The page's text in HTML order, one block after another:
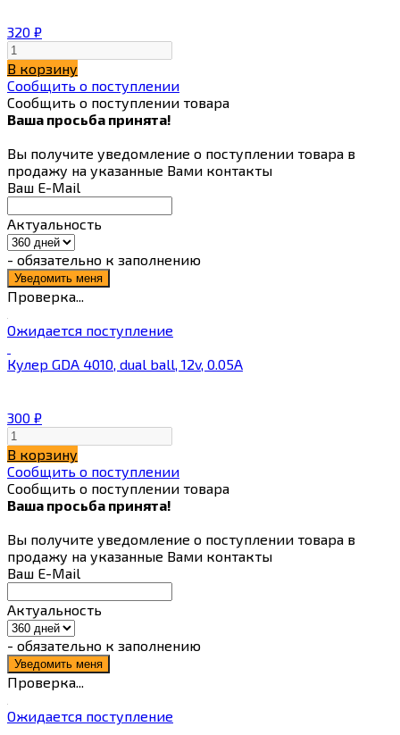
320 ₽
В корзину
Сообщить о поступлении
Сообщить о поступлении товара
Ваша просьба принята!
Вы получите уведомление о поступлении товара в
продажу на указанные Вами контакты
Ваш E-Mail
Актуальность
- обязательно к заполнению
Проверка...
Ожидается поступление
Кулер GDA 4010, dual ball, 12v, 0.05A
300 ₽
В корзину
Сообщить о поступлении
Сообщить о поступлении товара
Ваша просьба принята!
Вы получите уведомление о поступлении товара в
продажу на указанные Вами контакты
Ваш E-Mail
Актуальность
- обязательно к заполнению
Проверка...
Ожидается поступление